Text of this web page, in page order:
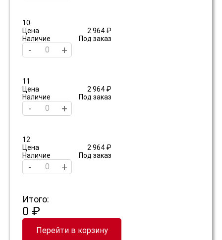
10
Цена
2 964 ₽
Наличие
Под заказ
- +
11
Цена
2 964 ₽
Наличие
Под заказ
- +
12
Цена
2 964 ₽
Наличие
Под заказ
- +
Итого:
0 ₽
Перейти в корзину